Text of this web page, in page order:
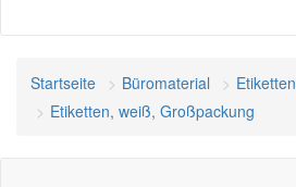
Startseite Büromaterial Etiketten
Etiketten, weiß, Großpackung